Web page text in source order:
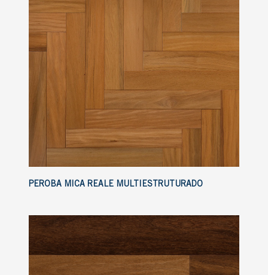
PEROBA MICA REALE MULTIESTRUTURADO